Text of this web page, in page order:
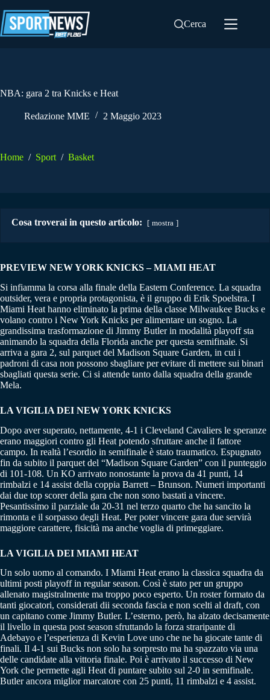
al
contenuto
Cerca
NBA: gara 2 tra Knicks e Heat
Redazione MME 2 Maggio 2023
Home / Sport / Basket
Cosa troverai in questo articolo: mostra
PREVIEW NEW YORK KNICKS – MIAMI HEAT
Si infiamma la corsa alla finale della Eastern Conference. La squadra
outsider, vera e propria protagonista, è il gruppo di Erik Spoelstra. I
Miami Heat hanno eliminato la prima della classe Milwaukee Bucks e
volano contro i New York Knicks per alimentare un sogno. La
grandissima trasformazione di Jimmy Butler in modalità playoff sta
animando la squadra della Florida anche per questa semifinale. Si
arriva a gara 2, sul parquet del Madison Square Garden, in cui i
padroni di casa non possono sbagliare per evitare di mettere sui binari
sbagliati questa serie. Ci si attende tanto dalla squadra della grande
Mela.
LA VIGILIA DEI NEW YORK KNICKS
Dopo aver superato, nettamente, 4-1 i Cleveland Cavaliers le speranze
erano maggiori contro gli Heat potendo sfruttare anche il fattore
campo. In realtà l’esordio in semifinale è stato traumatico. Espugnato
fin da subito il parquet del “Madison Square Garden” con il punteggio
di 101-108. Un KO arrivato nonostante la prova da 41 punti, 14
rimbalzi e 14 assist della coppia Barrett – Brunson. Numeri importanti
dai due top scorer della gara che non sono bastati a vincere.
Pesantissimo il parziale da 20-31 nel terzo quarto che ha sancito la
rimonta e il sorpasso degli Heat. Per poter vincere gara due servirà
maggiore carattere, fisicità ma anche voglia di primeggiare.
LA VIGILIA DEI MIAMI HEAT
Un solo uomo al comando. I Miami Heat erano la classica squadra da
ultimi posti playoff in regular season. Così è stato per un gruppo
allenato magistralmente ma troppo poco esperto. Un roster formato da
tanti giocatori, considerati dii seconda fascia e non scelti al draft, con
un capitano come Jimmy Butler. L’esterno, però, ha alzato decisamente
il livello in questa post season sfruttando la forza straripante di
Adebayo e l’esperienza di Kevin Love uno che ne ha giocate tante di
finali. Il 4-1 sui Bucks non solo ha sorpresto ma ha spazzato via una
delle candidate alla vittoria finale. Poi è arrivato il successo di New
York che permette agli Heat di puntare subito sul 2-0 in semifinale.
Butler ancora miglior marcatore con 25 punti, 11 rimbalzi e 4 assist.